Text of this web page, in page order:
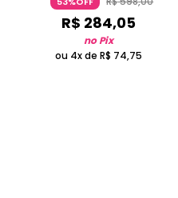
R$ 284,05
no Pix
ou 4x deR$ 74,75